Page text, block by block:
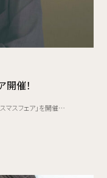
催！
マスフェア」を開催…